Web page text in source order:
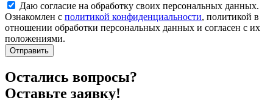
Даю согласие на обработку своих персональных данных.
Ознакомлен с политикой конфиденциальности, политикой в
отношении обработки персональных данных и согласен с их
положениями.
Отправить
Остались вопросы?
Оставьте заявку!